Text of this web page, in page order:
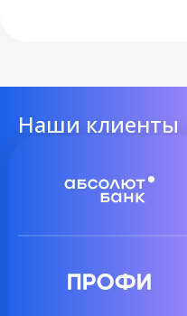
Наши клиенты